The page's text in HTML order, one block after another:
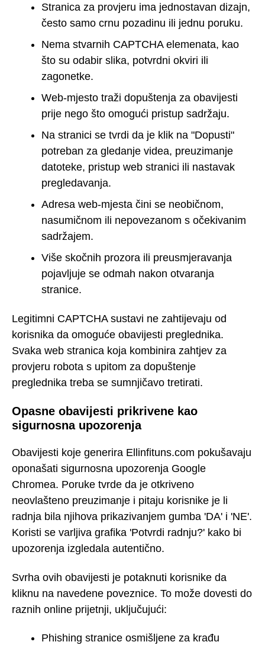
Stranica za provjeru ima jednostavan dizajn,
često samo crnu pozadinu ili jednu poruku.
Nema stvarnih CAPTCHA elemenata, kao
što su odabir slika, potvrdni okviri ili
zagonetke.
Web-mjesto traži dopuštenja za obavijesti
prije nego što omogući pristup sadržaju.
Na stranici se tvrdi da je klik na "Dopusti"
potreban za gledanje videa, preuzimanje
datoteke, pristup web stranici ili nastavak
pregledavanja.
Adresa web-mjesta čini se neobičnom,
nasumičnom ili nepovezanom s očekivanim
sadržajem.
Više skočnih prozora ili preusmjeravanja
pojavljuje se odmah nakon otvaranja
stranice.
Legitimni CAPTCHA sustavi ne zahtijevaju od
korisnika da omoguće obavijesti preglednika.
Svaka web stranica koja kombinira zahtjev za
provjeru robota s upitom za dopuštenje
preglednika treba se sumnjičavo tretirati.
Opasne obavijesti prikrivene kao
sigurnosna upozorenja
Obavijesti koje generira Ellinfituns.com pokušavaju
oponašati sigurnosna upozorenja Google
Chromea. Poruke tvrde da je otkriveno
neovlašteno preuzimanje i pitaju korisnike je li
radnja bila njihova prikazivanjem gumba 'DA' i 'NE'.
Koristi se varljiva grafika 'Potvrdi radnju?' kako bi
upozorenja izgledala autentično.
Svrha ovih obavijesti je potaknuti korisnike da
kliknu na navedene poveznice. To može dovesti do
raznih online prijetnji, uključujući:
Phishing stranice osmišljene za krađu